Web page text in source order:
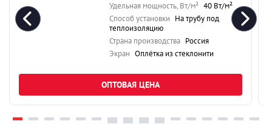
Удельная мощность, Вт/м² 40 Вт/м²
Способ установки На трубу под
теплоизоляцию
Страна производства Россия
Экран Оплётка из стеклонити
ОПТОВАЯ ЦЕНА